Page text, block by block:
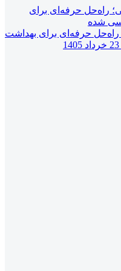
راه‌حل حرفه‌ای برای بهداشت
23 خرداد 1405